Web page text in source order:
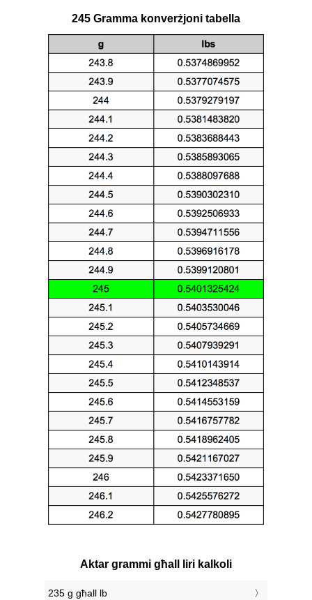
245 Gramma konverżjoni tabella
Aktar grammi għall liri kalkoli
235 g għall lb